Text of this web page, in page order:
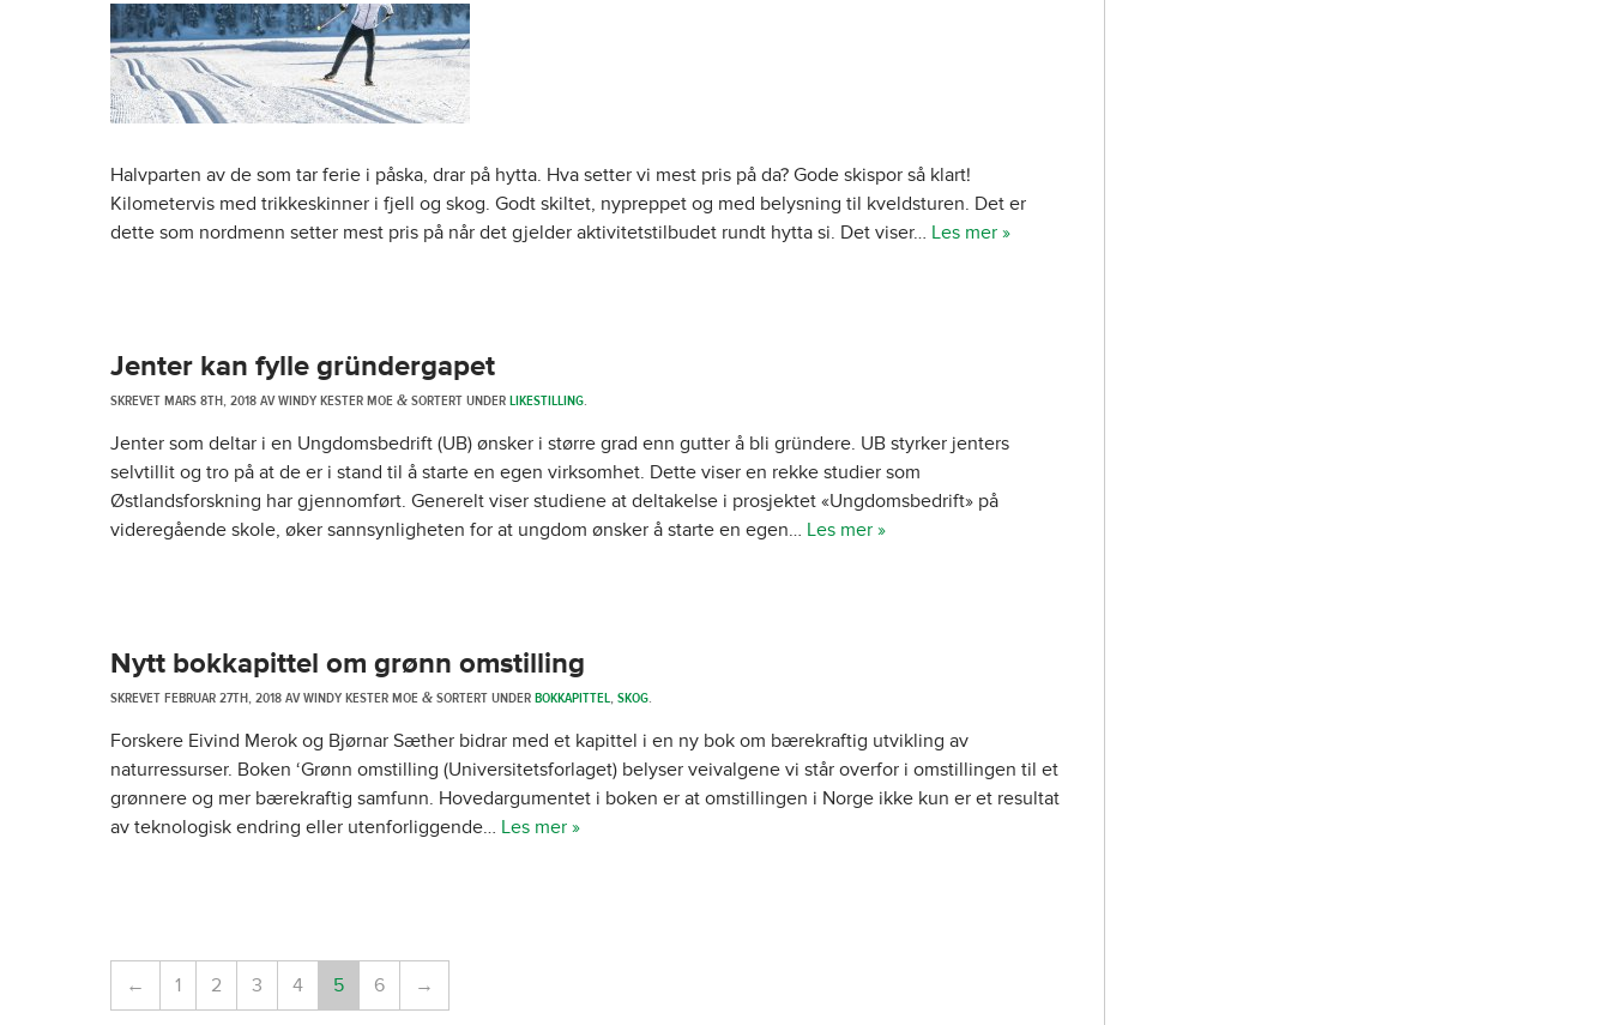
Halvparten av de som tar ferie i påska, drar på hytta. Hva setter vi mest pris på da? Gode skispor så klart!
Kilometervis med trikkeskinner i fjell og skog. Godt skiltet, nypreppet og med belysning til kveldsturen. Det er
dette som nordmenn setter mest pris på når det gjelder aktivitetstilbudet rundt hytta si. Det viser… Les mer »
Jenter kan fylle gründergapet
SKREVETMARS 8TH, 2018AVWINDY KESTER MOE & SORTERT UNDERLIKESTILLING.
Jenter som deltar i en Ungdomsbedrift (UB) ønsker i større grad enn gutter å bli gründere. UB styrker jenters
selvtillit og tro på at de er i stand til å starte en egen virksomhet. Dette viser en rekke studier som
Østlandsforskning har gjennomført. Generelt viser studiene at deltakelse i prosjektet «Ungdomsbedrift» på
videregående skole, øker sannsynligheten for at ungdom ønsker å starte en egen… Les mer »
Nytt bokkapittel om grønn omstilling
SKREVETFEBRUAR 27TH, 2018AVWINDY KESTER MOE & SORTERT UNDERBOKKAPITTEL,SKOG.
Forskere Eivind Merok og Bjørnar Sæther bidrar med et kapittel i en ny bok om bærekraftig utvikling av
naturressurser. Boken ‘Grønn omstilling (Universitetsforlaget) belyser veivalgene vi står overfor i omstillingen til et
grønnere og mer bærekraftig samfunn. Hovedargumentet i boken er at omstillingen i Norge ikke kun er et resultat
av teknologisk endring eller utenforliggende… Les mer »
← 1 2 3 4 5 6 →